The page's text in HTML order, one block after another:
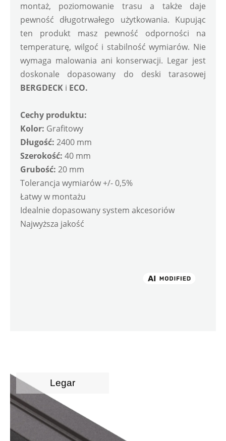
montaż, poziomowanie trasu a także daje
pewność długotrwałego użytkowania. Kupując
ten produkt masz pewność odporności na
temperaturę, wilgoć i stabilność wymiarów. Nie
wymaga malowania ani konserwacji. Legar jest
BERGDECK i ECO.
Cechy produktu:
Kolor: Grafitowy
Długość: 2400 mm
Szerokość: 40 mm
Grubość: 20 mm
Tolerancja wymiarów +/- 0,5%
Łatwy w montażu
Idealnie dopasowany system akcesoriów
Najwyższa jakość
Legar